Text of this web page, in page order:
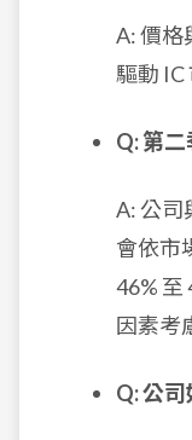
A: 價格
驅動 IC
Q: 第
A: 公司
會依市
46% 至
因素考
Q: 公